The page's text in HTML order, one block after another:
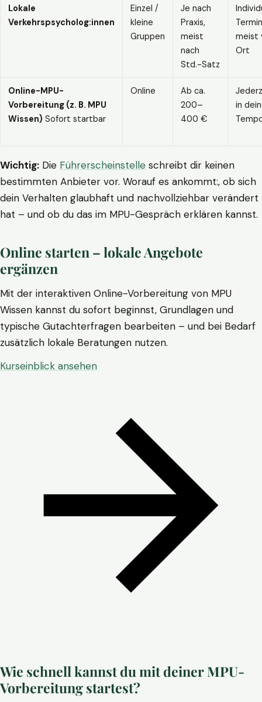
Lokale
Verkehrspsycholog:innen
Einzel /
kleine
Gruppen
Je nach
Praxis,
meist
nach
Std.-Satz
meist
Ort
Online-MPU-
Vorbereitung (z. B. MPU
Wissen) Sofort startbar
Online
Ab ca.
200–
400 €
in
Wichtig: Die Führerscheinstelle schreibt dir keinen
bestimmten Anbieter vor. Worauf es ankommt:, ob sich
dein Verhalten glaubhaft und nachvollziehbar verändert
hat – und ob du das im MPU-Gespräch erklären kannst.
Online starten – lokale Angebote
ergänzen
Mit der interaktiven Online-Vorbereitung von MPU
Wissen kannst du sofort beginnst, Grundlagen und
typische Gutachterfragen bearbeiten – und bei Bedarf
zusätzlich lokale Beratungen nutzen.
Kurseinblick ansehen
Wie schnell kannst du mit deiner MPU-
Vorbereitung startest?